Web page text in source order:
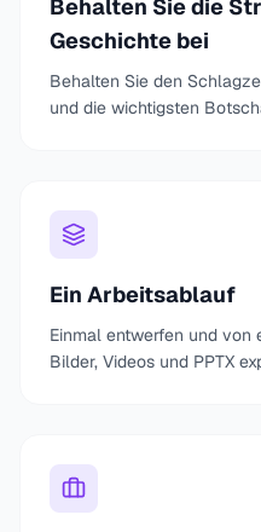
Behalten Sie die
Geschichte bei
Behalten Sie den
und die wichtigsten
Ein Arbeitsablauf
Einmal entwerfen und von
Bilder, Videos und PPTX